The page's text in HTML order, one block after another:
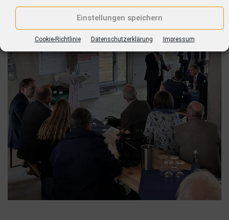
Einstellungen speichern
Cookie-Richtlinie Datenschutzerklärung Impressum